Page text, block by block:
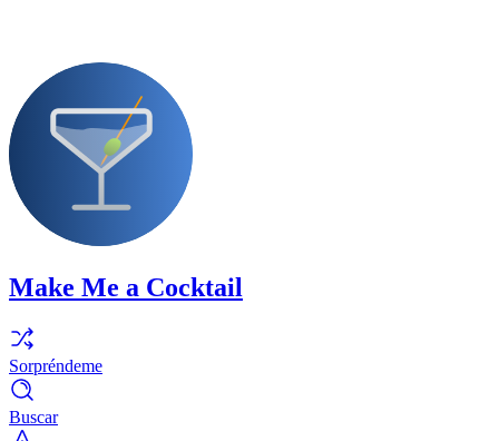
Make Me a Cocktail
Sorpréndeme
Buscar